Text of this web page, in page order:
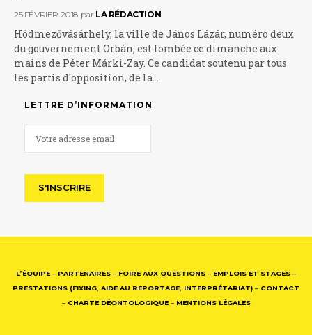
25 FÉVRIER 2018 par LA RÉDACTION
Hódmezővásárhely, la ville de János Lázár, numéro deux
du gouvernement Orbán, est tombée ce dimanche aux
mains de Péter Márki-Zay. Ce candidat soutenu par tous
les partis d'opposition, de la…
LETTRE D’INFORMATION
L’ÉQUIPE – PARTENAIRES – FOIRE AUX QUESTIONS – EMPLOIS ET STAGES –
PRESTATIONS (FIXING, AIDE AU REPORTAGE, INTERPRÉTARIAT) – CONTACT
– CHARTE DÉONTOLOGIQUE– MENTIONS LÉGALES